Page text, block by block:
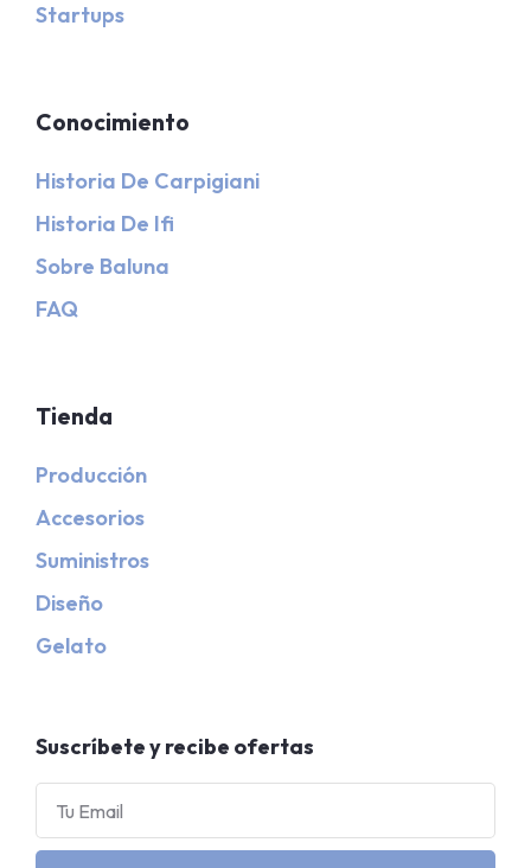
Startups
Conocimiento
Historia De Carpigiani
Historia De Ifi
Sobre Baluna
FAQ
Tienda
Producción
Accesorios
Suministros
Diseño
Gelato
Suscríbete y recibe ofertas